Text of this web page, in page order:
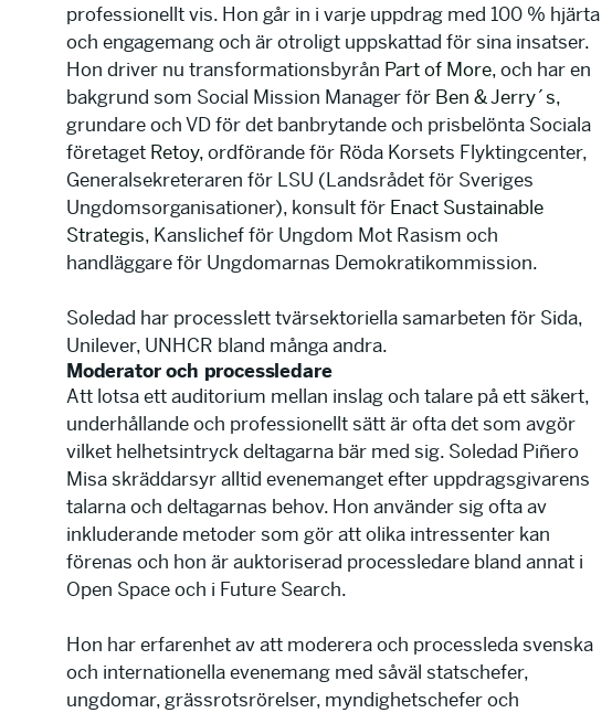
professionellt vis. Hon går in i varje uppdrag med 100 % hjärta
och engagemang och är otroligt uppskattad för sina insatser.
Hon driver nu transformationsbyrån Part of More, och har en
bakgrund som Social Mission Manager för Ben & Jerry´s,
grundare och VD för det banbrytande och prisbelönta Sociala
företaget Retoy,ordförande för Röda Korsets Flyktingcenter,
Generalsekreteraren för LSU (Landsrådet för Sveriges
Ungdomsorganisationer), konsult för Enact Sustainable
Strategis, Kanslichef för Ungdom Mot Rasism och
handläggare för Ungdomarnas Demokratikommission.
Soledad har processlett tvärsektoriella samarbeten för Sida,
Unilever, UNHCR bland många andra.
Moderator och processledare
Att lotsa ett auditorium mellan inslag och talare på ett säkert,
underhållande och professionellt sätt är ofta det som avgör
vilket helhetsintryck deltagarna bär med sig. Soledad Piñero
Misa skräddarsyr alltid evenemanget efter uppdragsgivarens
talarna och deltagarnas behov. Hon använder sig ofta av
inkluderande metoder som gör att olika intressenter kan
förenas och hon är auktoriserad processledare bland annat i
Open Space och i Future Search.
Hon har erfarenhet av att moderera och processleda svenska
och internationella evenemang med såväl statschefer,
ungdomar, grässrotsrörelser, myndighetschefer och